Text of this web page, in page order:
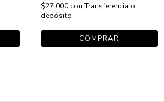
$27.000 con Transferencia o
depósito